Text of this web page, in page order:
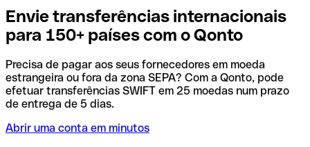
Envie transferências internacionais
para 150+ países com o Qonto
Precisa de pagar aos seus fornecedores em moeda
estrangeira ou fora da zona SEPA? Com a Qonto, pode
efetuar transferências SWIFT em 25 moedas num prazo
de entrega de 5 dias.
Abrir uma conta em minutos